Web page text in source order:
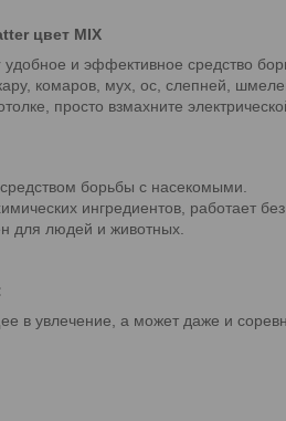
цвет MIX
и эффективное средство
комаров, мух, ос, слепней,
просто взмахните
борьбы с насекомыми.
ингредиентов, работает
для людей и животных.
в увлечение, а может даже и